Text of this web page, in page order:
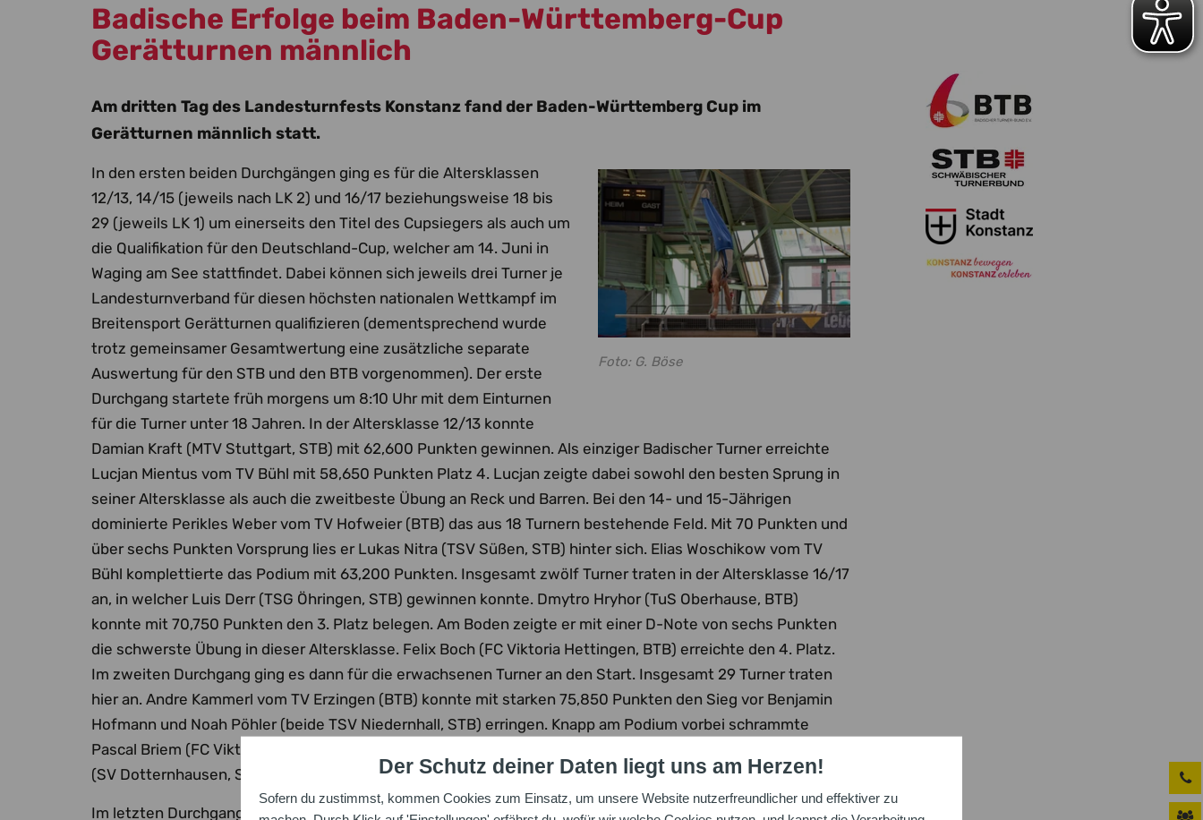
Der Schutz deiner Daten liegt uns am Herzen!
Sofern du zustimmst, kommen Cookies zum Einsatz, um unsere Website nutzerfreundlicher und effektiver zu
Badische Erfolge beim Baden-Württemberg-Cup
Gerätturnen männlich
Am dritten Tag des Landesturnfests Konstanz fand der Baden-Württemberg Cup im
Gerätturnen männlich statt.
Foto: G. Böse
In den ersten beiden Durchgängen ging es für die Altersklassen
12/13, 14/15 (jeweils nach LK 2) und 16/17 beziehungsweise 18 bis
29 (jeweils LK 1) um einerseits den Titel des Cupsiegers als auch um
die Qualifikation für den Deutschland-Cup, welcher am 14. Juni in
Waging am See stattfindet. Dabei können sich jeweils drei Turner je
Landesturnverband für diesen höchsten nationalen Wettkampf im
Breitensport Gerätturnen qualifizieren (dementsprechend wurde
trotz gemeinsamer Gesamtwertung eine zusätzliche separate
Auswertung für den STB und den BTB vorgenommen). Der erste
Durchgang startete früh morgens um 8:10 Uhr mit dem Einturnen
für die Turner unter 18 Jahren. In der Altersklasse 12/13 konnte
Damian Kraft (MTV Stuttgart, STB) mit 62,600 Punkten gewinnen. Als einziger Badischer Turner erreichte
Lucjan Mientus vom TV Bühl mit 58,650 Punkten Platz 4. Lucjan zeigte dabei sowohl den besten Sprung in
seiner Altersklasse als auch die zweitbeste Übung an Reck und Barren. Bei den 14- und 15-Jährigen
dominierte Perikles Weber vom TV Hofweier (BTB) das aus 18 Turnern bestehende Feld. Mit 70 Punkten und
über sechs Punkten Vorsprung lies er Lukas Nitra (TSV Süßen, STB) hinter sich. Elias Woschikow vom TV
Bühl komplettierte das Podium mit 63,200 Punkten. Insgesamt zwölf Turner traten in der Altersklasse 16/17
an, in welcher Luis Derr (TSG Öhringen, STB) gewinnen konnte. Dmytro Hryhor (TuS Oberhause, BTB)
konnte mit 70,750 Punkten den 3. Platz belegen. Am Boden zeigte er mit einer D-Note von sechs Punkten
die schwerste Übung in dieser Altersklasse. Felix Boch (FC Viktoria Hettingen, BTB) erreichte den 4. Platz.
Im zweiten Durchgang ging es dann für die erwachsenen Turner an den Start. Insgesamt 29 Turner traten
hier an. Andre Kammerl vom TV Erzingen (BTB) konnte mit starken 75,850 Punkten den Sieg vor Benjamin
Hofmann und Noah Pöhler (beide TSV Niedernhall, STB) erringen. Knapp am Podium vorbei schrammte
Pascal Briem (FC Viktoria Hettingen). Enes Alp von der SG Kirchheim (BTB) belegte einen mit Josua Netzer
(SV Dotternhausen, STB) geteilten 5. Platz.
Im letzten Durchgang wurde dann in den gleichen Altersklassen in einem klassischen Turnfestwettkampf